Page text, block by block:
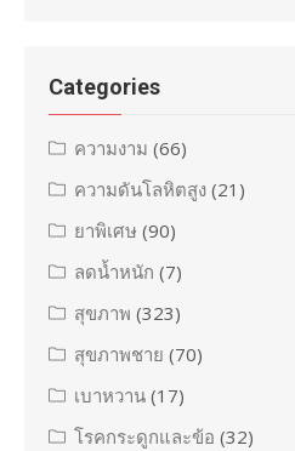
Categories
ความงาม (66)
ความดันโลหิตสูง (21)
ยาพิเศษ (90)
ลดน้ำหนัก (7)
สุขภาพ (323)
สุขภาพชาย (70)
เบาหวาน (17)
โรคกระดูกและข้อ (32)